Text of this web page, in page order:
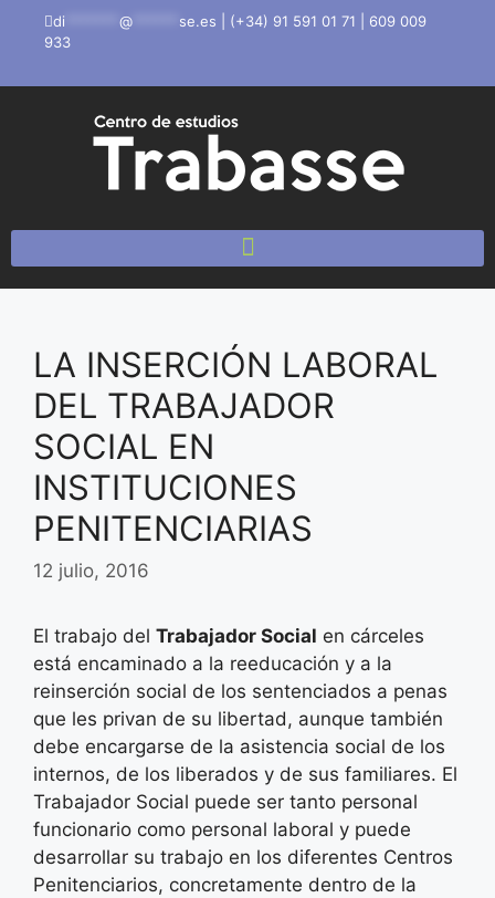
di @ se.es (+34) 91 591 01 71
609 009
933
LA INSERCIÓN LABORAL
DEL TRABAJADOR
SOCIAL EN
INSTITUCIONES
PENITENCIARIAS
12 julio, 2016
El trabajo del Trabajador Social en cárceles
está encaminado a la reeducación y a la
reinserción social de los sentenciados a penas
que les privan de su libertad, aunque también
debe encargarse de la asistencia social de los
internos, de los liberados y de sus familiares. El
Trabajador Social puede ser tanto personal
funcionario como personal laboral y puede
desarrollar su trabajo en los diferentes Centros
Penitenciarios, concretamente dentro de la